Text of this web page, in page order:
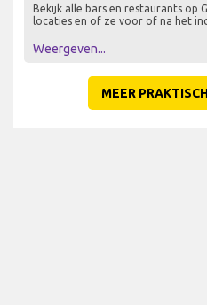
Bekijk alle bars en restaurants op
locaties en of ze voor of na het
Weergeven...
MEER